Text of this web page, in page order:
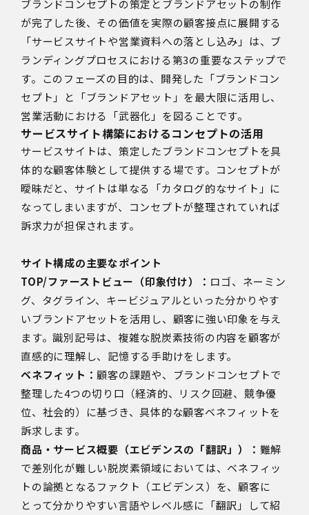
ブランドコンセプトの策定とブランドアセットの制作
が完了した後、その価値を実際の顧客接点に展開する
「サービスサイトや営業資料への落とし込み」は、ブ
ランディングプロセスにおける第3の重要なステップで
す。このフェーズの目的は、開発した「ブランドコン
セプト」と「ブランドアセット」を最大限に活用し、
営業活動における「武器化」を図ることです。
サービスサイト構築におけるコンセプトの活用
サービスサイトは、策定したブランドコンセプトを具
体的な顧客体験として提供する場です。コンセプトが
曖昧だと、サイトは単なる「カタログ的なサイト」に
なってしまいますが、コンセプトが整理されていれば
訴求力が担保されます。
サイト構成の主要なポイント
TOP/ファーストビュー（印象付け）： ロゴ、ネーミン
グ、タグライン、キービジュアルといった分かりやす
いブランドアセットを活用し、顧客に強い印象を与え
ます。識別記号は、複雑な脱炭素技術の内容を顧客が
直感的に理解し、記憶する手助けをします。
ベネフィット：顧客の課題や、ブランドコンセプトで
整理した4つの切り口（経済的、リスク回避、競争優
位、社会的）に基づき、具体的な顧客ベネフィットを
訴求します。
商品・サービス概要（エビデンスの「翻訳」）： 難解
で差別化が難しい脱炭素領域においては、ベネフィッ
トの論拠となるファクト（エビデンス）を、顧客に
とって分かりやすい言語やレベル感に「翻訳」して紹